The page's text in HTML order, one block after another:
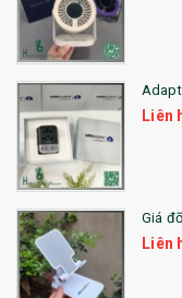
QUÀ TẶNG SX NHANH
QUÀ TẶNG HỘI THẢO
QUÀ TẶNG CÔNG NGHỆ
SẢN PHẨM ĐÃ THỰC
QUÀ TẶNG SỨC KHỎE
SẢN PHẨM MỚI 2021
Sổ Sạc Đa Năng
Liên
Giá
Liên